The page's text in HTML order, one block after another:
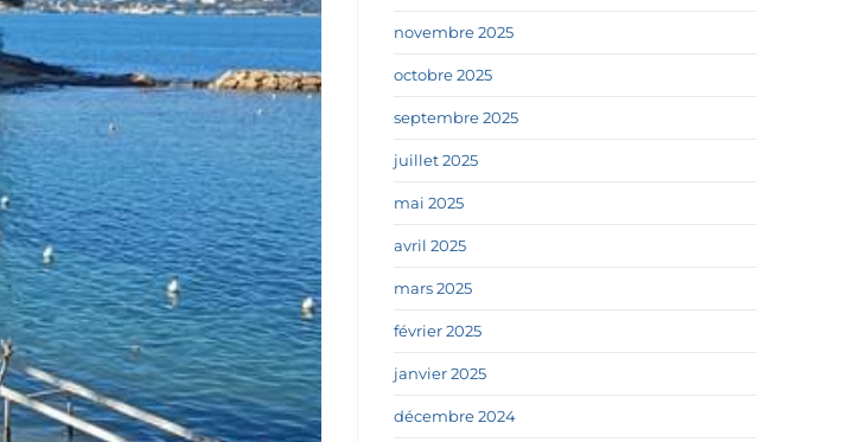
novembre 2025
octobre 2025
septembre 2025
juillet 2025
mai 2025
avril 2025
mars 2025
février 2025
janvier 2025
décembre 2024